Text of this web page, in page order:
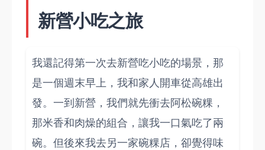
新營小吃之旅
我還記得第一次去新營吃小吃的場景，那
是一個週末早上，我和家人開車從高雄出
發。一到新營，我們就先衝去阿松碗粿，
那米香和肉燥的組合，讓我一口氣吃了兩
碗。但後來我去另一家碗粿店，卻覺得味